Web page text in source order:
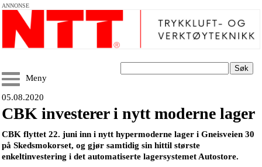
ANNONSE
Søk
Meny
05.08.2020
CBK investerer i nytt moderne lager
CBK flyttet 22. juni inn i nytt hypermoderne lager i Gneisveien 30
på Skedsmokorset, og gjør samtidig sin hittil største
enkeltinvestering i det automatiserte lagersystemet Autostore.